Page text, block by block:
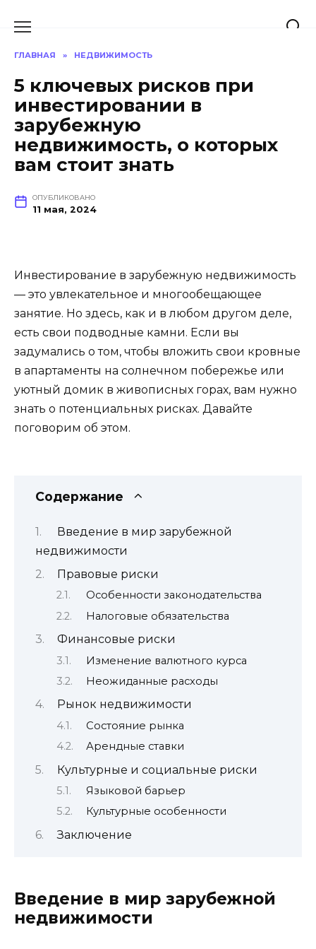
ГЛАВНАЯ » НЕДВИЖИМОСТЬ
5 ключевых рисков при
инвестировании в
зарубежную
недвижимость, о которых
вам стоит знать
ОПУБЛИКОВАНО
11 мая, 2024
Инвестирование в зарубежную недвижимость
— это увлекательное и многообещающее
занятие. Но здесь, как и в любом другом деле,
есть свои подводные камни. Если вы
задумались о том, чтобы вложить свои кровные
в апартаменты на солнечном побережье или
уютный домик в живописных горах, вам нужно
знать о потенциальных рисках. Давайте
поговорим об этом.
Содержание
Введение в мир зарубежной
недвижимости
Правовые риски
Особенности законодательства
Налоговые обязательства
Финансовые риски
Изменение валютного курса
Неожиданные расходы
Рынок недвижимости
Состояние рынка
Арендные ставки
Культурные и социальные риски
Языковой барьер
Культурные особенности
Заключение
Введение в мир зарубежной
недвижимости